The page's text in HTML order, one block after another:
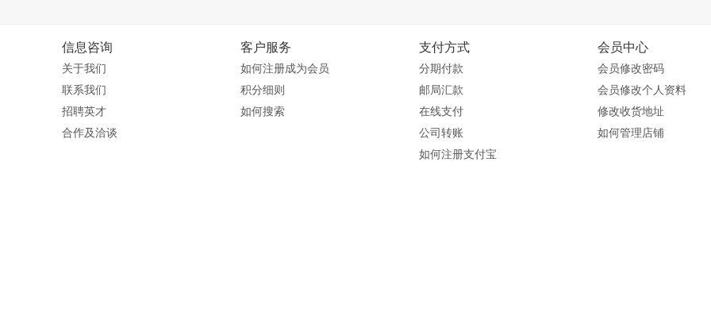
信息咨询
关于我们
联系我们
招聘英才
合作及洽谈
客户服务
如何注册成为会员
积分细则
如何搜索
支付方式
分期付款
邮局汇款
在线支付
公司转账
如何注册支付宝
会员中心
会员修改密码
会员修改个人资料
修改收货地址
如何管理店铺